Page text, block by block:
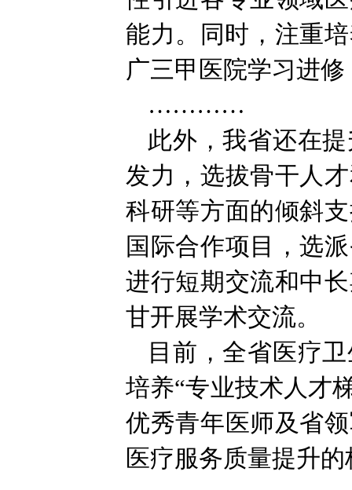
能力。同时，注重
广三甲医院学习进修
…………
此外，我省还在
发力，选拔骨干人
科研等方面的倾斜
国际合作项目，选
进行短期交流和中
甘开展学术交流。
目前，全省医疗
培养“专业技术人才
优秀青年医师及省
医疗服务质量提升